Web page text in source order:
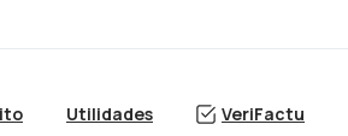
Utilidades VeriFactu